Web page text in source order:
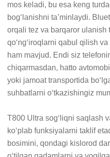
mos keladi, bu esa keng
bog‘lanishni ta’minlaydi.
orqali tez va barqaror ulanish
qo‘ng‘iroqlarni qabul qilish
ham mavjud. Endi siz
chiqarmasdan, hatto
yoki jamoat transportida
suhbatlarni o‘tkazishingiz
T800 Ultra sog‘liqni saqlash
ko‘plab funksiyalarni taklif
bosimini, qondagi kislorod